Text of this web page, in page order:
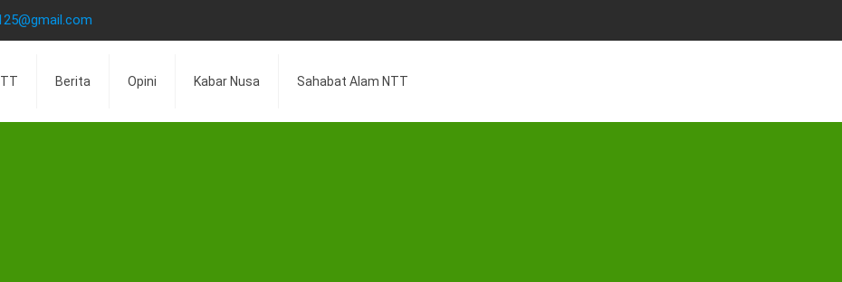
Berita Opini Kabar Nusa Sahabat Alam NTT